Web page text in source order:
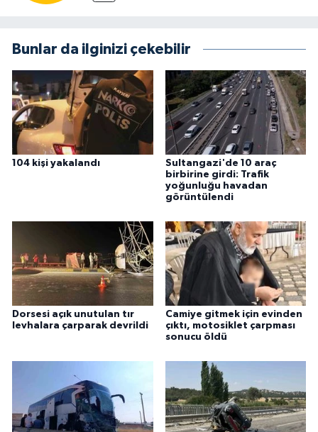
Bunlar da ilginizi çekebilir
104 kişi yakalandı
Sultangazi'de 10 araç
birbirine girdi: Trafik
yoğunluğu havadan
görüntülendi
Dorsesi açık unutulan tır
levhalara çarparak devrildi
Camiye gitmek için evinden
çıktı, motosiklet çarpması
sonucu öldü